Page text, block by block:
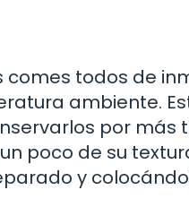
comes todos de
ambiente.
por más
poco de su
y